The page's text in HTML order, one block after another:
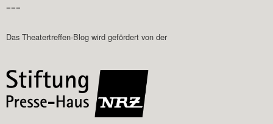
–––
Das Theatertreffen-Blog wird gefördert von der